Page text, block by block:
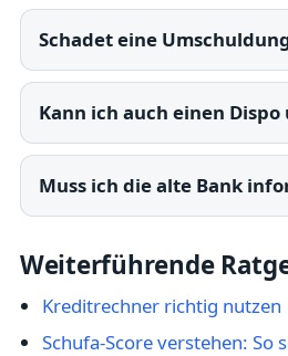
Schadet eine
Kann ich auch einen
Muss ich die alte Bank
Weiterführende
Kreditrechner richtig nutzen
Schufa-Score verstehen: So